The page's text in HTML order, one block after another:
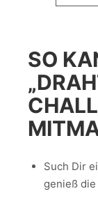
SO
Such Dir
genieß die